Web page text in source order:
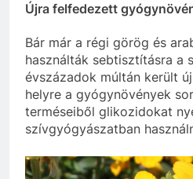
Újra felfedezett
Bár már a régi görög és
használták sebtisztításra a
évszázadok múltán került
helyre a gyógynövények
terméseiből glikozidokat
szívgyógyászatban